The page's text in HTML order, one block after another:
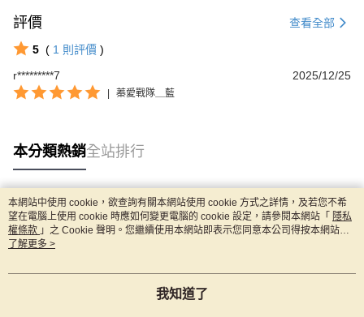
評價 查看全部
5 ( 1 則評價 )
r*********7
2025/12/25
| 蓁愛戰隊＿藍
本分類熱銷全站排行
熱門標籤
本網站中使用 cookie，欲查詢有關本網站使用 cookie 方式之詳情，及若您不希
望在電腦上使用 cookie 時應如何變更電腦的 cookie 設定，請參閱本網站「 隱私
權條款 」之 Cookie 聲明。您繼續使用本網站即表示您同意本公司得按本網站使
用條款之 Cookie 聲明使用 cookie。
了解更多 >
我知道了